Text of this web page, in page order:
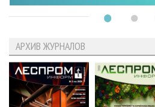
АРХИВ ЖУРНАЛОВ